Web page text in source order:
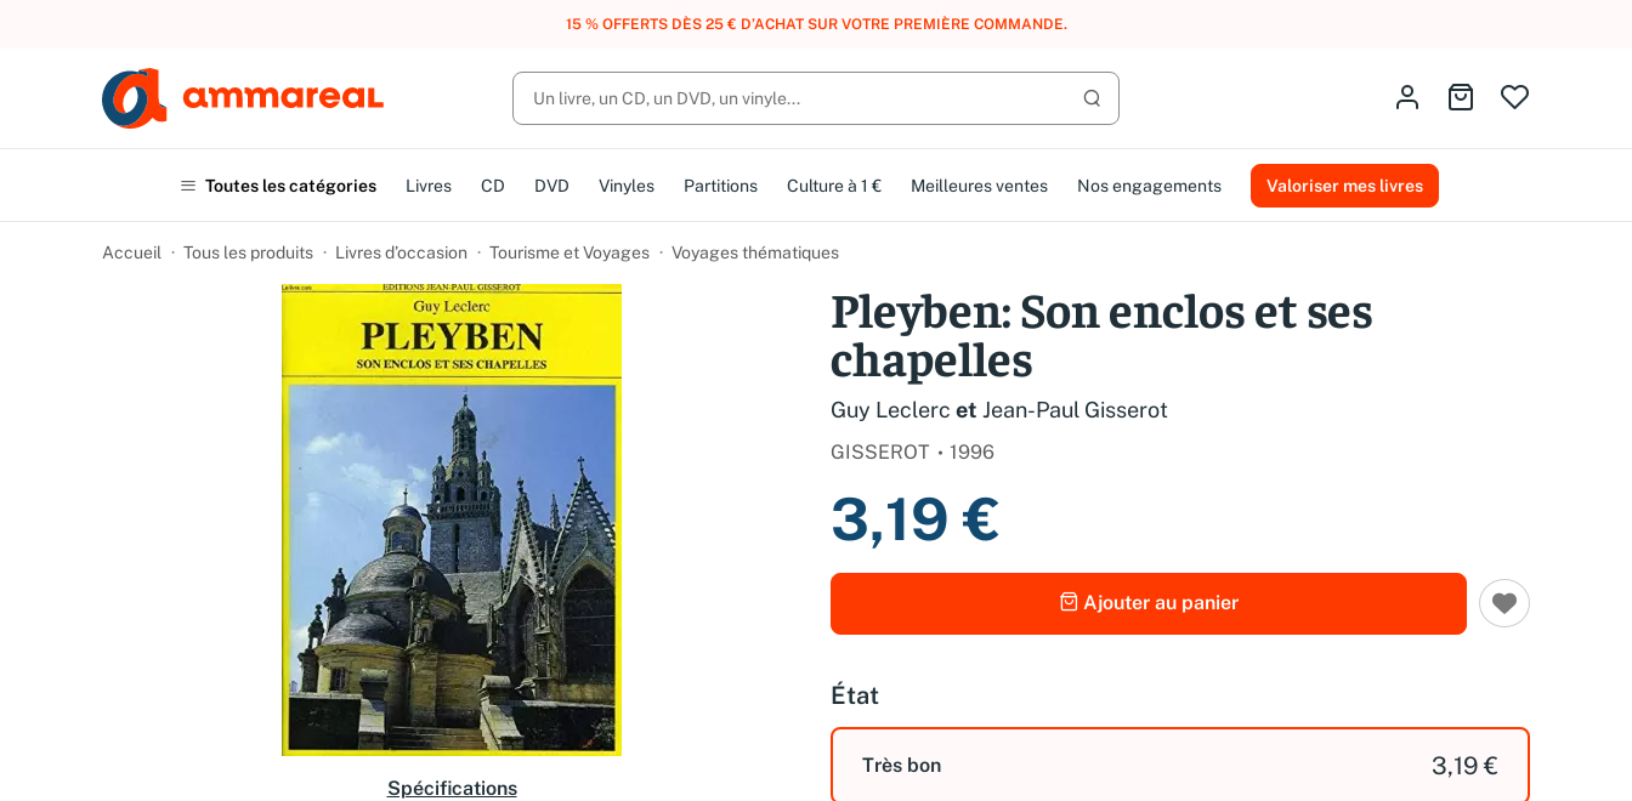
UN ACHAT, DES POINTS, DES RÉCOMPENSES :REJOIGNEZ GRATUITEMENT LE CLUB AMMAREAL.
Lancer la recherche
Identifiez-vousAller au panier
Toutes les catégories Livres CD DVD Vinyles Partitions Culture à 1 € Meilleures ventes Nos engagements Valoriser mes livres
Accueil Tous les produits Livres d’occasion Tourisme et Voyages Voyages thématiques
Spécifications
Pleyben: Son enclos et ses
chapelles
Guy Leclerc et Jean-Paul Gisserot
GISSEROT 1996
3,19 €
Ajouter au panier
État
Très bon 3,19 €